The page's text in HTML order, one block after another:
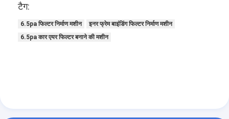
कारखाने का दौरा
टैग:
6.5pa फिल्टर निर्माण मशीन
इनर फ्रेम बाइंडिंग फिल्टर निर्माण मशीन
6.5pa कार एयर फिल्टर बनाने की मशीन